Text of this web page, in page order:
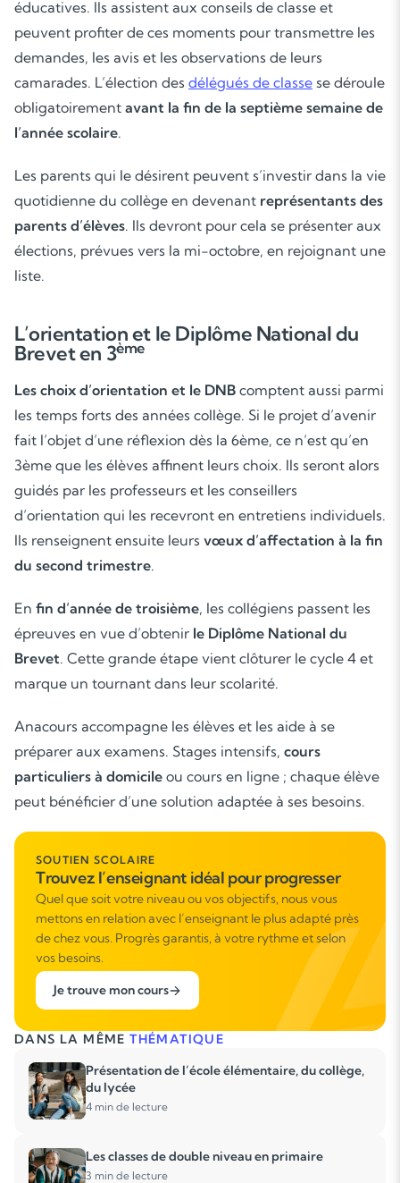
éducatives. Ils assistent aux conseils de classe et
peuvent profiter de ces moments pour transmettre les
demandes, les avis et les observations de leurs
camarades. L’élection des délégués de classe se déroule
obligatoirement avant la fin de la septième semaine de
l’année scolaire.
Les parents qui le désirent peuvent s’investir dans la vie
quotidienne du collège en devenant représentants des
parents d’élèves. Ils devront pour cela se présenter aux
élections, prévues vers la mi-octobre, en rejoignant une
liste.
L’orientation et le Diplôme National du
Brevet en 3ème
Les choix d’orientation et le DNB comptent aussi parmi
les temps forts des années collège. Si le projet d’avenir
fait l’objet d’une réflexion dès la 6ème, ce n’est qu’en
3ème que les élèves affinent leurs choix. Ils seront alors
guidés par les professeurs et les conseillers
d’orientation qui les recevront en entretiens individuels.
Ils renseignent ensuite leurs vœux d’affectation à la fin
du second trimestre.
En fin d’année de troisième, les collégiens passent les
épreuves en vue d’obtenir le Diplôme National du
Brevet. Cette grande étape vient clôturer le cycle 4 et
marque un tournant dans leur scolarité.
Anacours accompagne les élèves et les aide à se
préparer aux examens. Stages intensifs, cours
particuliers à domicile ou cours en ligne ; chaque élève
peut bénéficier d’une solution adaptée à ses besoins.
SOUTIEN SCOLAIRE
Trouvez l’enseignant idéal pour progresser
Quel que soit votre niveau ou vos objectifs, nous vous
mettons en relation avec l’enseignant le plus adapté près
de chez vous. Progrès garantis, à votre rythme et selon
vos besoins.
Je trouve mon cours
DANS LA MÊMETHÉMATIQUE
Présentation de l’école élémentaire, du collège,
du lycée
4 min de lecture
Les classes de double niveau en primaire
3 min de lecture
Soutien scolaire
Les deux